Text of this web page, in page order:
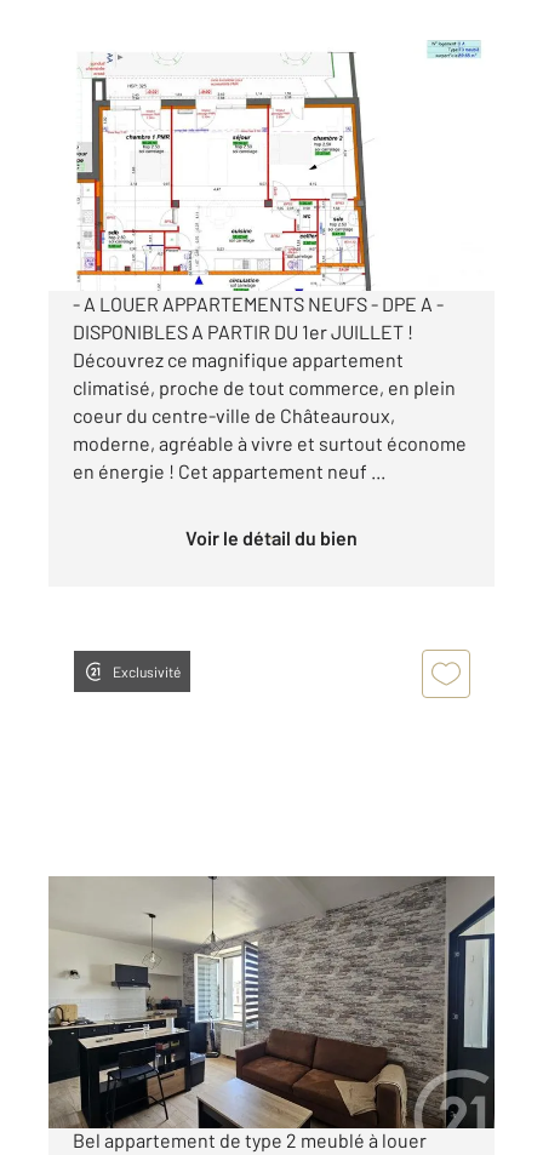
CHATEAUROUX 36
89,85 m2, 3 pièces
Ref : 10182
Appartement T3 à louer
1 075 €
par mois charges comprises
- A LOUER APPARTEMENTS NEUFS - DPE A -
DISPONIBLES A PARTIR DU 1er JUILLET !
Découvrez ce magnifique appartement
climatisé, proche de tout commerce, en plein
coeur du centre-ville de Châteauroux,
moderne, agréable à vivre et surtout économe
en énergie ! Cet appartement neuf ...
Voir le détail du bien
Exclusivité
CHATEAUROUX 36
32,78 m , 2 pièces
Ref : 10402
Appartement T2 à louer
550 €
par mois charges comprises
Bel appartement de type 2 meublé à louer